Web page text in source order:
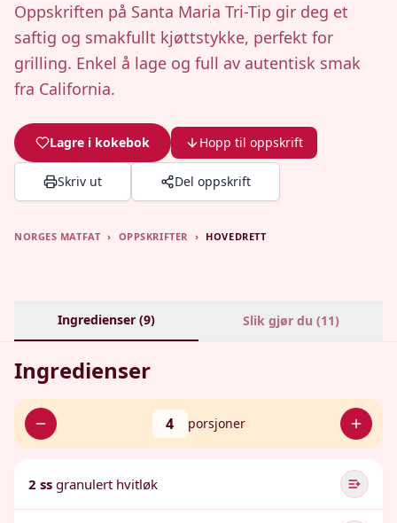
Oppskriften på Santa Maria Tri-Tip gir deg et
saftig og smakfullt kjøttstykke, perfekt for
grilling. Enkel å lage og full av autentisk smak
fra California.
Lagre i kokebok Hopp til oppskrift
Skriv ut Del oppskrift
NORGES MATFAT › OPPSKRIFTER › HOVEDRETT
Ingredienser (9) Slik gjør du (11)
Ingredienser
4 porsjoner
2 ss granulert hvitløk